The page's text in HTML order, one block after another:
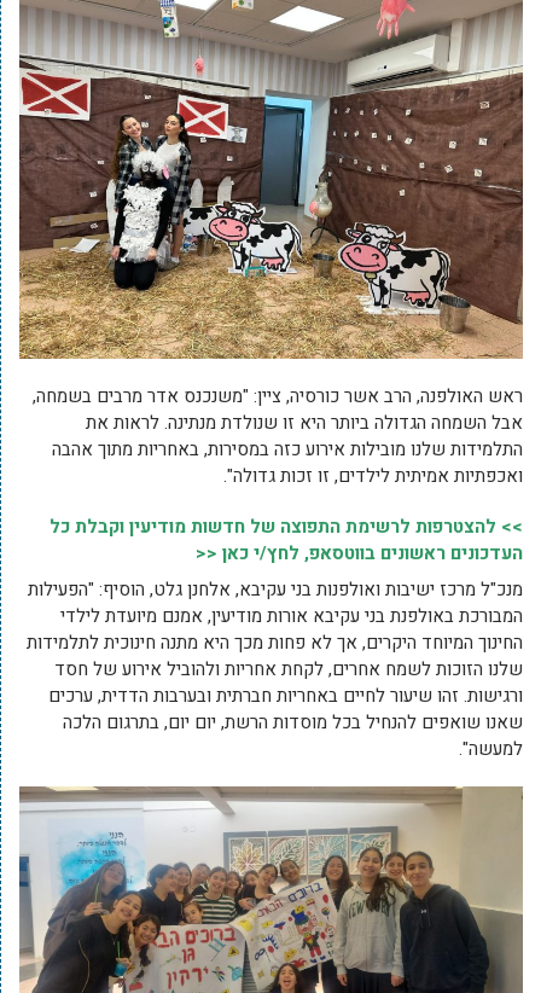
ראש האולפנה, הרב אשר כורסיה, ציין: "משנכנס אדר מרבים בשמחה,
אבל השמחה הגדולה ביותר היא זו שנולדת מנתינה. לראות את
התלמידות שלנו מובילות אירוע כזה במסירות, באחריות מתוך אהבה
ואכפתיות אמיתית לילדים, זו זכות גדולה".
>> להצטרפות לרשימת התפוצה של חדשות מודיעין וקבלת כל
העדכונים ראשונים בווטסאפ, לחץ/י כאן <<
מנכ"ל מרכז ישיבות ואולפנות בני עקיבא, אלחנן גלט, הוסיף: "הפעילות
המבורכת באולפנת בני עקיבא אורות מודיעין, אמנם מיועדת לילדי
החינוך המיוחד היקרים, אך לא פחות מכך היא מתנה חינוכית לתלמידות
שלנו הזוכות לשמח אחרים, לקחת אחריות ולהוביל אירוע של חסד
ורגישות. זהו שיעור לחיים באחריות חברתית ובערבות הדדית, ערכים
שאנו שואפים להנחיל בכל מוסדות הרשת, יום יום, בתרגום הלכה
למעשה".